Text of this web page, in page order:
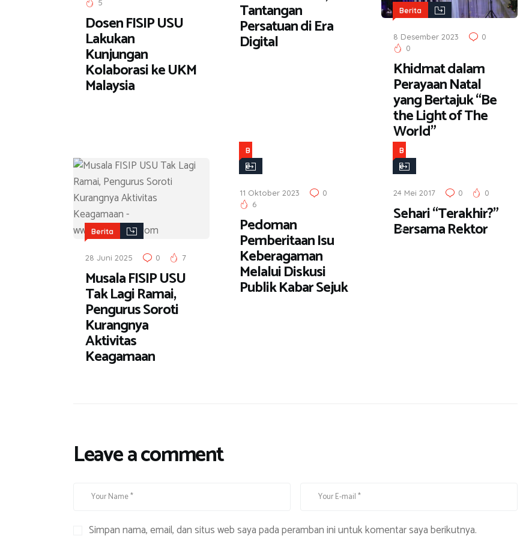
5
Dosen FISIP USU
Lakukan
Kunjungan
Kolaborasi ke UKM
Malaysia
Tantangan
Persatuan di Era
Digital
Berita
8 Desember 2023
0
0
Khidmat dalam
Perayaan Natal
yang Bertajuk “Be
the Light of The
World”
Berita
28 Juni 2025 0 7
Musala FISIP USU
Tak Lagi Ramai,
Pengurus Soroti
Kurangnya
Aktivitas
Keagamaan
B
e
a
11 Oktober 2023
0
6
Pedoman
Pemberitaan Isu
Keberagaman
Melalui Diskusi
Publik Kabar Sejuk
B
e
i
t
a
24 Mei 2017 0 0
Sehari “Terakhir?”
Bersama Rektor
Leave a comment
Simpan nama, email, dan situs web saya pada peramban ini untuk komentar saya berikutnya.